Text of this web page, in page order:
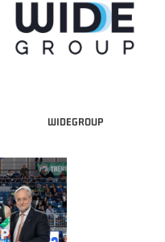
WIDEGROUP